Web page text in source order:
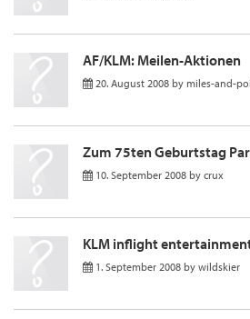
AF/KLM: Meilen-Aktionen
20. August 2008 by miles-and-
Zum 75ten Geburtstag
10. September 2008 by crux
KLM inflight
1. September 2008 by wildskier